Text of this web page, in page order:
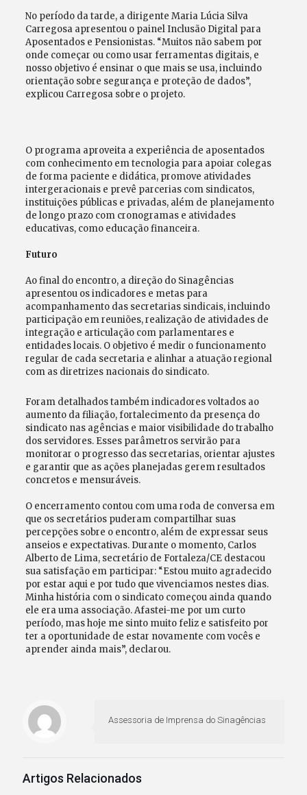
No período da tarde, a dirigente Maria Lúcia Silva
Carregosa apresentou o painel Inclusão Digital para
Aposentados e Pensionistas. “Muitos não sabem por
onde começar ou como usar ferramentas digitais, e
nosso objetivo é ensinar o que mais se usa, incluindo
orientação sobre segurança e proteção de dados”,
explicou Carregosa sobre o projeto.
O programa aproveita a experiência de aposentados
com conhecimento em tecnologia para apoiar colegas
de forma paciente e didática, promove atividades
intergeracionais e prevê parcerias com sindicatos,
instituições públicas e privadas, além de planejamento
de longo prazo com cronogramas e atividades
educativas, como educação financeira.
Futuro
Ao final do encontro, a direção do Sinagências
apresentou os indicadores e metas para
acompanhamento das secretarias sindicais, incluindo
participação em reuniões, realização de atividades de
integração e articulação com parlamentares e
entidades locais. O objetivo é medir o funcionamento
regular de cada secretaria e alinhar a atuação regional
com as diretrizes nacionais do sindicato.
Foram detalhados também indicadores voltados ao
aumento da filiação, fortalecimento da presença do
sindicato nas agências e maior visibilidade do trabalho
dos servidores. Esses parâmetros servirão para
monitorar o progresso das secretarias, orientar ajustes
e garantir que as ações planejadas gerem resultados
concretos e mensuráveis.
O encerramento contou com uma roda de conversa em
que os secretários puderam compartilhar suas
percepções sobre o encontro, além de expressar seus
anseios e expectativas. Durante o momento, Carlos
Alberto de Lima, secretário de Fortaleza/CE destacou
sua satisfação em participar: “Estou muito agradecido
por estar aqui e por tudo que vivenciamos nestes dias.
Minha história com o sindicato começou ainda quando
ele era uma associação. Afastei-me por um curto
período, mas hoje me sinto muito feliz e satisfeito por
ter a oportunidade de estar novamente com vocês e
aprender ainda mais”, declarou.
Assessoria de Imprensa do Sinagências
Artigos Relacionados